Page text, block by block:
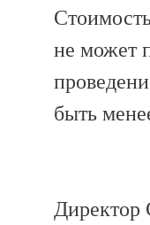
не может
быть